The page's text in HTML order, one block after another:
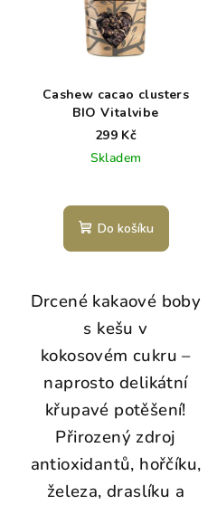
Cashew cacao clusters
BIO Vitalvibe
299 Kč
Skladem
Do košíku
Drcené kakaové boby
s kešu v
kokosovém cukru –
naprosto delikátní
křupavé potěšení!
Přirozený zdroj
antioxidantů, hořčíku,
železa, draslíku a